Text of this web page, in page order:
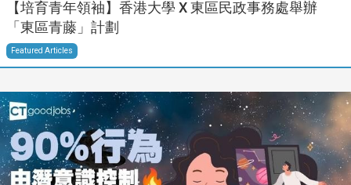
【培育青年領袖】香港大學 X 東區民政事務處舉辦
「東區青藤」計劃
Featured Articles